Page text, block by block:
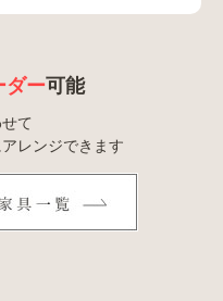
ダー可能
て
レンジできます